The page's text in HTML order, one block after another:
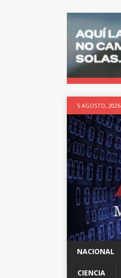
5 AGOSTO, 2026
NACIONAL
CIENCIA